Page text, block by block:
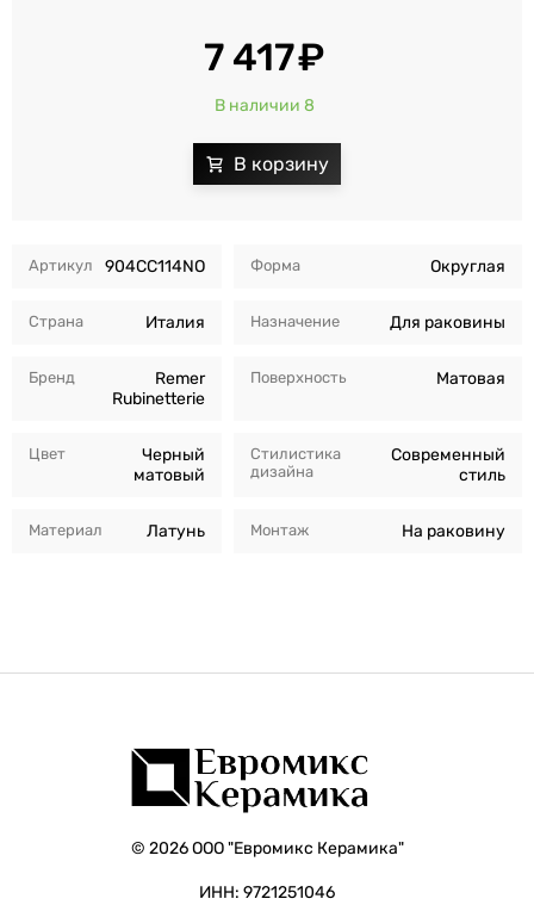
Артикул 904CC114NO
Страна Италия
Бренд
Remer
Rubinetterie
Цвет
Черный
матовый
Материал Латунь
Форма Округлая
Назначение Для раковины
Поверхность Матовая
Стилистика
дизайна
Современный
стиль
Монтаж На раковину
7 417
В наличии 8
© 2026 ООО "Евромикс Керамика"
ИНН: 9721251046